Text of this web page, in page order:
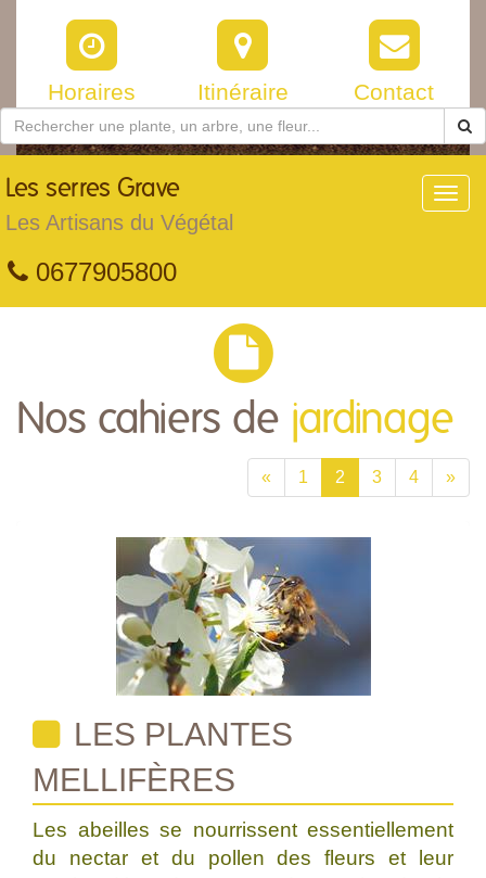
Horaires Itinéraire Contact
Les serres Grave
Les Artisans du Végétal
0677905800
Nos cahiers de jardinage
« 1 2 3 4 »
LES PLANTES
MELLIFÈRES
Les abeilles se nourrissent essentiellement
du nectar et du pollen des fleurs et leur